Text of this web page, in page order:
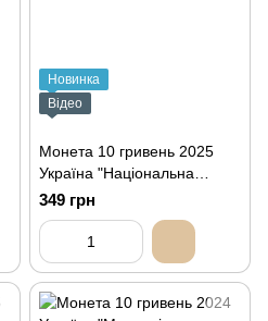
Новинка
Відео
Монета 10 гривень 2025
Україна "Національна
поліція України" (кольорова
серія)
349 грн